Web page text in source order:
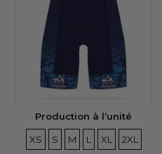
Production à l’unité
TAILLES
XS
TAILLES
S
TAILLES
M
TAILLES
L
TAILLES
XL 2XL